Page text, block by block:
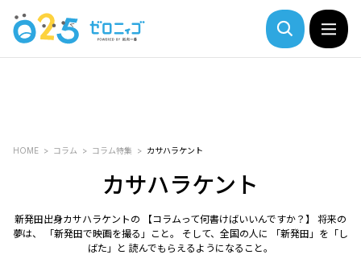
HOME コラム コラム特集 カサハラケント
カサハラケント
新発田出身カサハラケントの 【コラムって何書けばいいんですか？】 将来の
夢は、 「新発田で映画を撮る」こと。 そして、全国の人に 「新発田」を「し
ばた」と 読んでもらえるようになること。